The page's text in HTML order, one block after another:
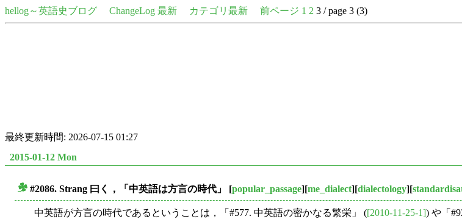
hellog～英語史ブログ ChangeLog 最新 カテゴリ最新 前ページ 1 2 3 / page 3 (3)
最終更新時間: 2026-07-15 01:27
2015-01-12 Mon
#2086. Strang 曰く，「中英語は方言の時代」 [popular_passage][me_dialect][dialectology][
中英語が方言の時代であるということは，「#577. 中英語の密かなる繁栄」 ([2010-11-25-1]) や「